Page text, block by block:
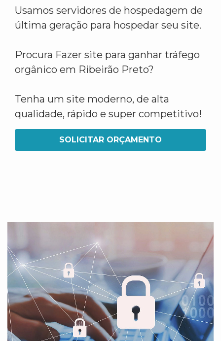
Usamos servidores de hospedagem de
última geração para hospedar seu site.
Procura Fazer site para ganhar tráfego
orgânico em Ribeirão Preto?
Tenha um site moderno, de alta
qualidade, rápido e super competitivo!
SOLICITAR ORÇAMENTO